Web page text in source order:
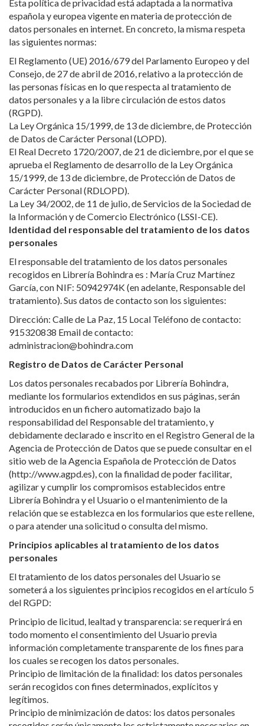
española y europea vigente en materia de protección de
datos personales en internet. En concreto, la misma respeta
las siguientes normas:
El Reglamento (UE) 2016/679 del Parlamento Europeo y del
Consejo, de 27 de abril de 2016, relativo a la protección de
las personas físicas en lo que respecta al tratamiento de
datos personales y a la libre circulación de estos datos
(RGPD).
La Ley Orgánica 15/1999, de 13 de diciembre, de Protección
de Datos de Carácter Personal (LOPD).
El Real Decreto 1720/2007, de 21 de diciembre, por el que se
aprueba el Reglamento de desarrollo de la Ley Orgánica
15/1999, de 13 de diciembre, de Protección de Datos de
Carácter Personal (RDLOPD).
La Ley 34/2002, de 11 de julio, de Servicios de la Sociedad de
la Información y de Comercio Electrónico (LSSI-CE).
Identidad del responsable del tratamiento de los datos
personales
El responsable del tratamiento de los datos personales
recogidos en Librería Bohindra es : María Cruz Martínez
García, con NIF: 50942974K (en adelante, Responsable del
tratamiento). Sus datos de contacto son los siguientes:
Dirección: Calle de La Paz, 15 Local Teléfono de contacto:
915320838 Email de contacto:
administracion@bohindra.com
Registro de Datos de Carácter Personal
Los datos personales recabados por Librería Bohindra,
mediante los formularios extendidos en sus páginas, serán
introducidos en un fichero automatizado bajo la
responsabilidad del Responsable del tratamiento, y
debidamente declarado e inscrito en el Registro General de la
Agencia de Protección de Datos que se puede consultar en el
sitio web de la Agencia Española de Protección de Datos
(http://www.agpd.es), con la finalidad de poder facilitar,
agilizar y cumplir los compromisos establecidos entre
Librería Bohindra y el Usuario o el mantenimiento de la
relación que se establezca en los formularios que este rellene,
o para atender una solicitud o consulta del mismo.
Principios aplicables al tratamiento de los datos
personales
El tratamiento de los datos personales del Usuario se
someterá a los siguientes principios recogidos en el artículo 5
del RGPD:
Principio de licitud, lealtad y transparencia: se requerirá en
todo momento el consentimiento del Usuario previa
información completamente transparente de los fines para
los cuales se recogen los datos personales.
Principio de limitación de la finalidad: los datos personales
serán recogidos con fines determinados, explícitos y
legítimos.
Principio de minimización de datos: los datos personales
recogidos serán únicamente los estrictamente necesarios en